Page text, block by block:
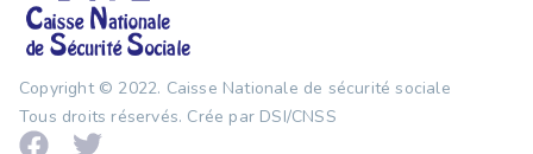
Copyright © 2022. Caisse Nationale de sécurité sociale
Tous droits réservés. Crée par DSI/CNSS